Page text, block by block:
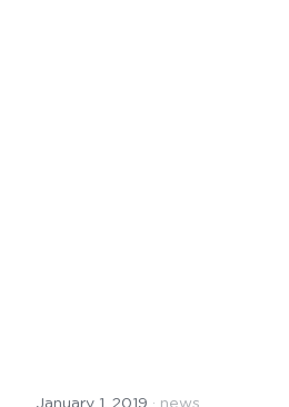
January 1, 2019 · news